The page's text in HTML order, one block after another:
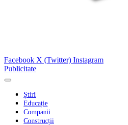
Facebook X (Twitter) Instagram
Publicitate
Știri
Educație
Companii
Construcții